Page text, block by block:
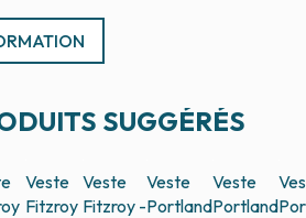
SUGGÉRÉS
Veste
Fitzroy
Veste
Fitzroy -
Veste
Portland
Veste
Portland